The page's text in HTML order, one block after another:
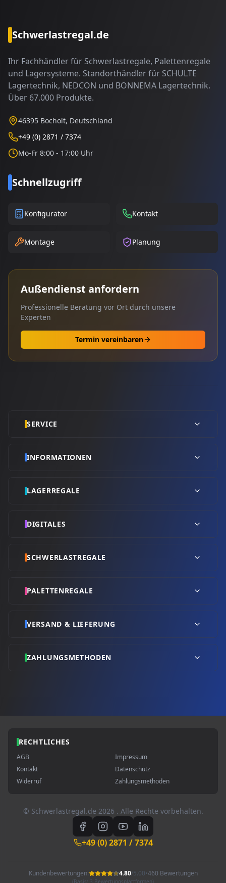
Schwerlastregal.de
Ihr Fachhändler für Schwerlastregale, Palettenregale
und Lagersysteme. Standorthändler für SCHULTE
Lagertechnik, NEDCON und BONNEMA Lagertechnik.
Über 67.000 Produkte.
46395 Bocholt, Deutschland
+49 (0) 2871 / 7374
Mo-Fr 8:00 - 17:00 Uhr
Schnellzugriff
Konfigurator Kontakt
Montage Planung
Außendienst anfordern
Professionelle Beratung vor Ort durch unsere
Experten
Termin vereinbaren
SERVICE
INFORMATIONEN
LAGERREGALE
DIGITALES
SCHWERLASTREGALE
PALETTENREGALE
VERSAND & LIEFERUNG
ZAHLUNGSMETHODEN
RECHTLICHES
AGB
Impressum
Kontakt
Datenschutz
Widerruf
Zahlungsmethoden
© Schwerlastregal.de 2026 . Alle Rechte vorbehalten.
+49 (0) 2871 / 7374
Kundenbewertungen: 4.80/5.00•460 Bewertungen
(Basis: 3 Bewertungsplattformen)